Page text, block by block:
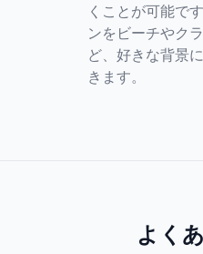
くことが可能で
ンをビーチやク
ど、好きな背景
きます。
よく